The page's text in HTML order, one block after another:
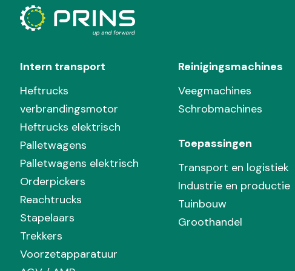
Intern transport
Heftrucks
verbrandingsmotor
Heftrucks elektrisch
Palletwagens
Palletwagens elektrisch
Orderpickers
Reachtrucks
Stapelaars
Trekkers
Voorzetapparatuur
Reinigingsmachines
Veegmachines
Schrobmachines
Toepassingen
Transport en logistiek
Industrie en productie
Tuinbouw
Groothandel